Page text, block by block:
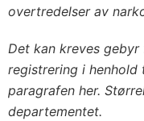
overtredelser av
Det kan kreves
registrering i
paragrafen her.
departementet.